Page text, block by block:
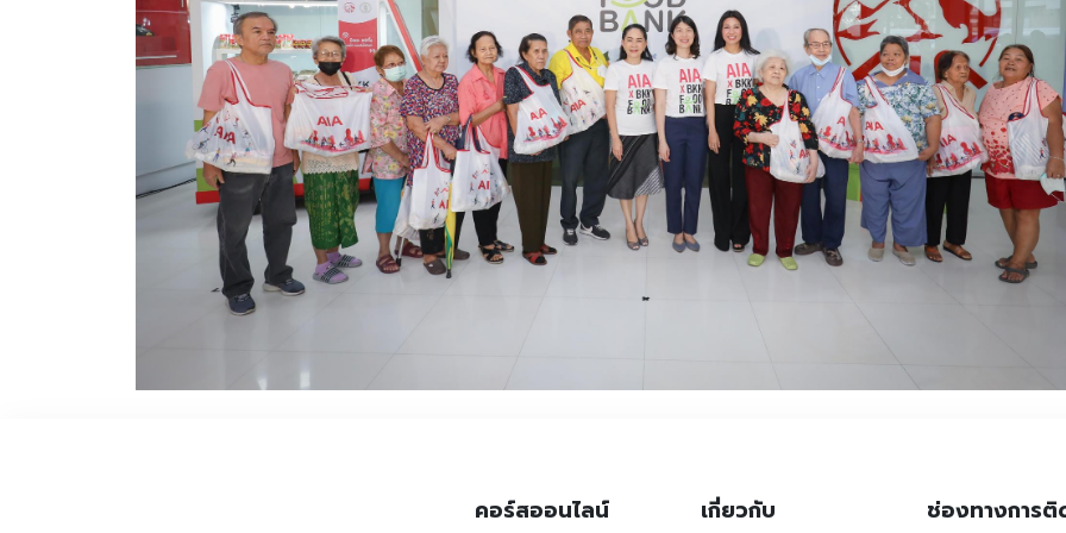
คอร์สออนไลน์ เกี่ยวกับ ช่องทางการติ